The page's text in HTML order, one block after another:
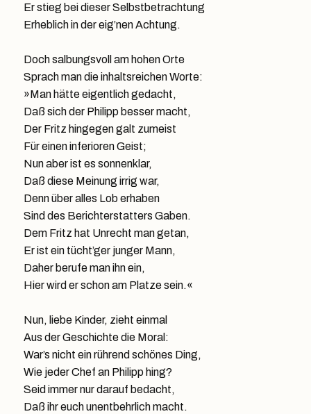
Er stieg bei dieser Selbstbetrachtung
Erheblich in der eig’nen Achtung.
Doch salbungsvoll am hohen Orte
Sprach man die inhaltsreichen Worte:
»Man hätte eigentlich gedacht,
Daß sich der Philipp besser macht,
Der Fritz hingegen galt zumeist
Für einen inferioren Geist;
Nun aber ist es sonnenklar,
Daß diese Meinung irrig war,
Denn über alles Lob erhaben
Sind des Berichterstatters Gaben.
Dem Fritz hat Unrecht man getan,
Er ist ein tücht’ger junger Mann,
Daher berufe man ihn ein,
Hier wird er schon am Platze sein.«
Nun, liebe Kinder, zieht einmal
Aus der Geschichte die Moral:
War’s nicht ein rührend schönes Ding,
Wie jeder Chef an Philipp hing?
Seid immer nur darauf bedacht,
Daß ihr euch unentbehrlich macht.